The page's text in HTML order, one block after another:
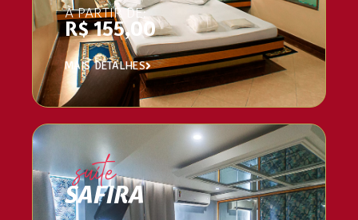
À PARTIR DE:
R$ 155,00
MAIS DETALHES
suíte
SAFIRA